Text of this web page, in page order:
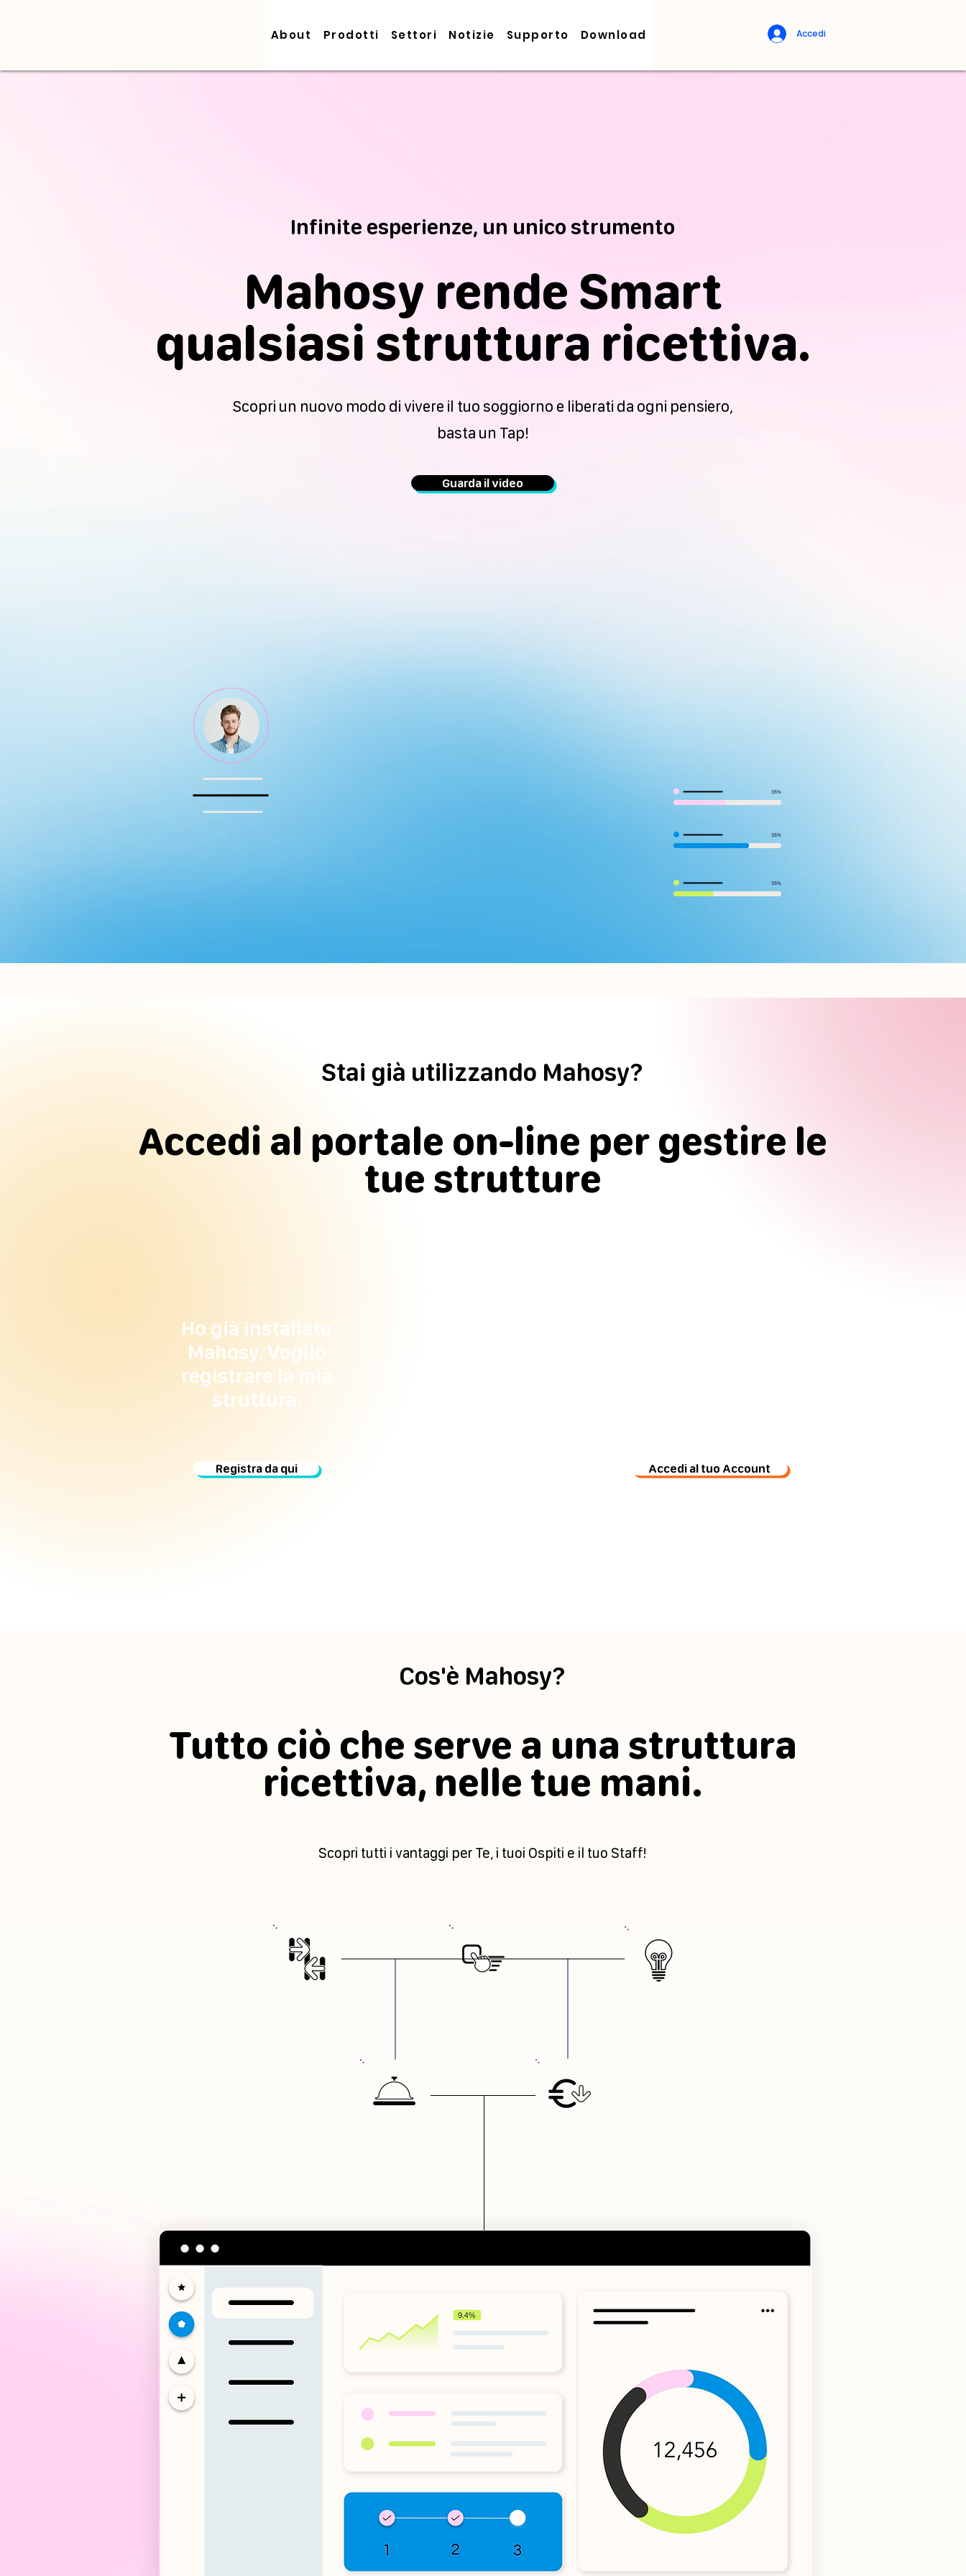
About Prodotti Settori Notizie Supporto Download Accedi
Infinite esperienze, un unico strumento
Mahosy rende Smart
qualsiasi struttura ricettiva.
Scopri un nuovo modo di vivere il tuo soggiorno e liberati da ogni pensiero,
basta un Tap!
Guarda il video
Stai già utilizzando Mahosy?
Accedi al portale on-line per gestire le
tue strutture
Ho già installato
Mahosy. Voglio
registrare la mia
struttura.
Registra da qui Accedi al tuo Account
Cos'è Mahosy?
Tutto ciò che serve a una struttura
ricettiva, nelle tue mani.
Scopri tutti i vantaggi per Te, i tuoi Ospiti e il tuo Staff!